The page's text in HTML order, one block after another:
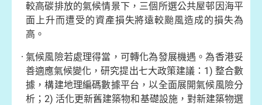
較高碳排放的氣候情景下，三個所選公共屋邨因海平
面上升而遭受的資產損失將遠較颱風造成的損失為
高。
氣候風險若處理得當，可轉化為發展機遇。為香港妥
善適應氣候變化，研究提出七大政策建議：1) 整合數
據，構建地理編碼數據平台，以全面展開氣候風險分
析；2) 活化更新舊建築物和基礎設施，對新建築物選